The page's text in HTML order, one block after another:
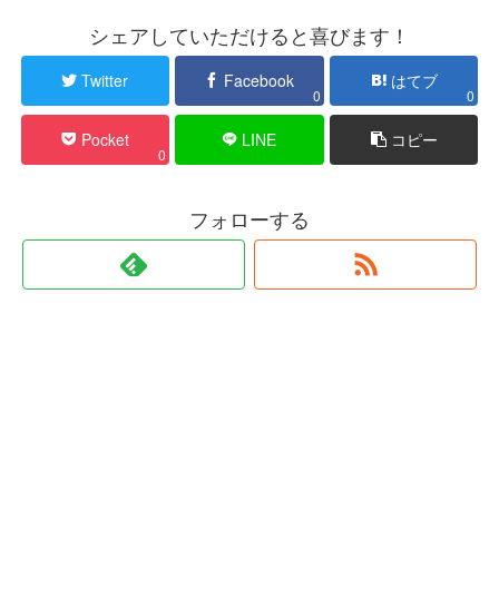
シェアしていただけると喜びます！
Twitter Facebook
0
はてブ
0
Pocket
0
LINE コピー
フォローする